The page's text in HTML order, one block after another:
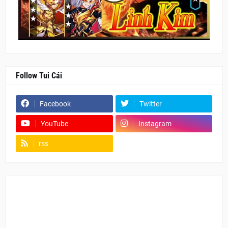
Follow Tui Cái
Facebook Twitter
YouTube Instagram
rss